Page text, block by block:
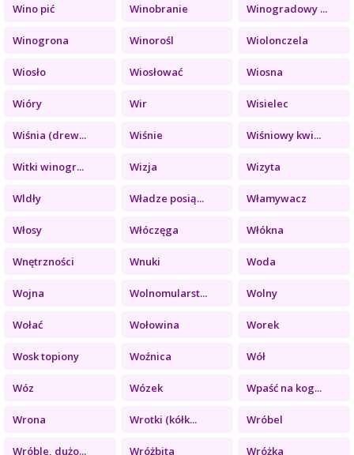
Wino pić Winobranie Winogradowy ...
Winogrona Winorośl Wiolonczela
Wiosło Wiosłować Wiosna
Wióry Wir Wisielec
Wiśnia (drew... Wiśnie Wiśniowy kwi...
Witki winogr... Wizja Wizyta
Wldły Władze posią... Włamywacz
Włosy Włóczęga Włókna
Wnętrzności Wnuki Woda
Wojna Wolnomularst... Wolny
Wołać Wołowina Worek
Wosk topiony Woźnica Wół
Wóz Wózek Wpaść na kog...
Wrona Wrotki (kółk... Wróbel
Wróble, dużo... Wróżbita Wróżka